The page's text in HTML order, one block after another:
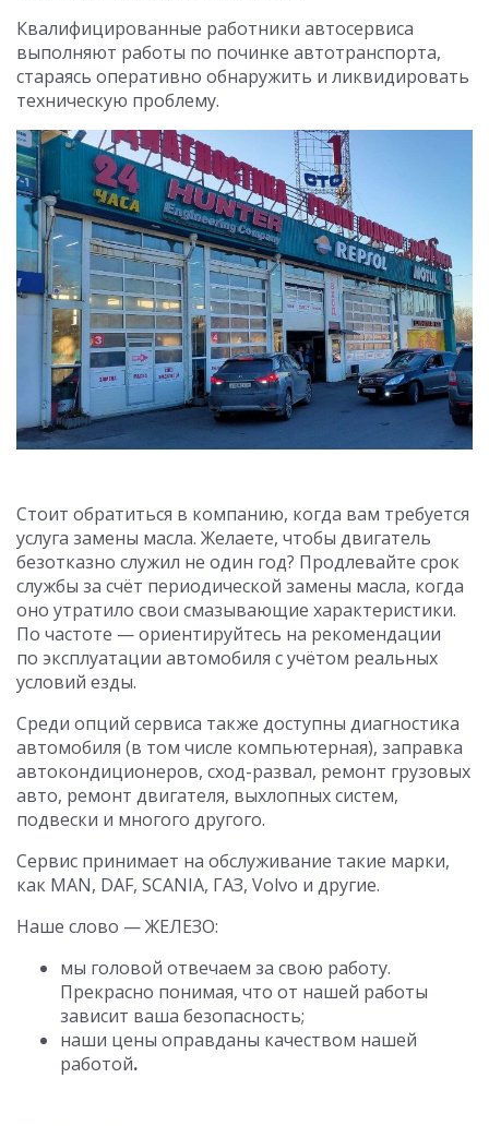
Квалифицированные работники автосервиса
выполняют работы по починке автотранспорта,
стараясь оперативно обнаружить и ликвидировать
техническую проблему.
Стоит обратиться в компанию, когда вам требуется
услуга замены масла. Желаете, чтобы двигатель
безотказно служил не один год? Продлевайте срок
службы за счёт периодической замены масла, когда
оно утратило свои смазывающие характеристики.
По частоте — ориентируйтесь на рекомендации
по эксплуатации автомобиля с учётом реальных
условий езды.
Среди опций сервиса также доступны диагностика
автомобиля (в том числе компьютерная), заправка
автокондиционеров, сход-развал, ремонт грузовых
авто, ремонт двигателя, выхлопных систем,
подвески и многого другого.
Сервис принимает на обслуживание такие марки,
как MAN, DAF, SCANIA, ГАЗ, Volvo и другие.
Наше слово — ЖЕЛЕЗО:
мы головой отвечаем за свою работу.
Прекрасно понимая, что от нашей работы
зависит ваша безопасность;
наши цены оправданы качеством нашей
работой.